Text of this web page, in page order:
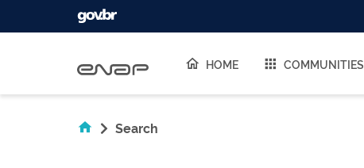
HOME COMMUNITIES
Search